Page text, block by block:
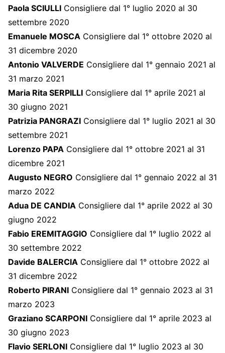
Paola SCIULLI Consigliere dal 1° luglio 2020 al 30
settembre 2020
Emanuele MOSCA Consigliere dal 1° ottobre 2020 al
31 dicembre 2020
Antonio VALVERDE Consigliere dal 1° gennaio 2021 al
31 marzo 2021
Maria Rita SERPILLI Consigliere dal 1° aprile 2021 al
30 giugno 2021
Patrizia PANGRAZI Consigliere dal 1° luglio 2021 al 30
settembre 2021
Lorenzo PAPA Consigliere dal 1° ottobre 2021 al 31
dicembre 2021
Augusto NEGRO Consigliere dal 1° gennaio 2022 al 31
marzo 2022
Adua DE CANDIA Consigliere dal 1° aprile 2022 al 30
giugno 2022
Fabio EREMITAGGIO Consigliere dal 1° luglio 2022 al
30 settembre 2022
Davide BALERCIA Consigliere dal 1° ottobre 2022 al
31 dicembre 2022
Roberto PIRANI Consigliere dal 1° gennaio 2023 al 31
marzo 2023
Graziano SCARPONI Consigliere dal 1° aprile 2023 al
30 giugno 2023
Flavio SERLONI Consigliere dal 1° luglio 2023 al 30